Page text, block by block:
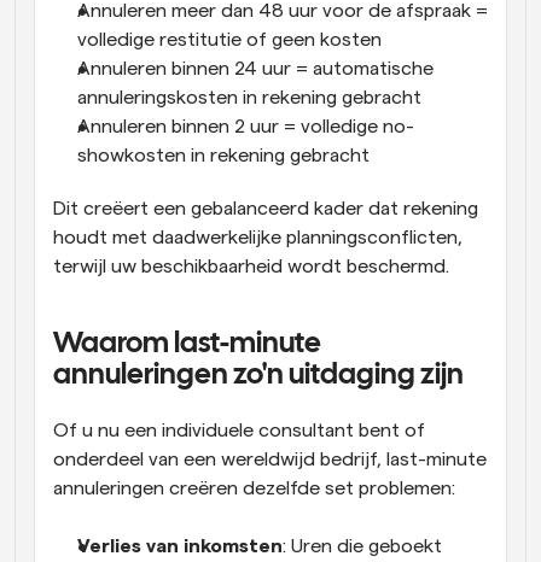
Annuleren meer dan 48 uur voor de afspraak =
volledige restitutie of geen kosten
Annuleren binnen 24 uur = automatische
annuleringskosten in rekening gebracht
Annuleren binnen 2 uur = volledige no-
showkosten in rekening gebracht
Dit creëert een gebalanceerd kader dat rekening
houdt met daadwerkelijke planningsconflicten,
terwijl uw beschikbaarheid wordt beschermd.
Waarom last-minute
annuleringen zo'n uitdaging zijn
Of u nu een individuele consultant bent of
onderdeel van een wereldwijd bedrijf, last-minute
annuleringen creëren dezelfde set problemen:
Verlies van inkomsten: Uren die geboekt